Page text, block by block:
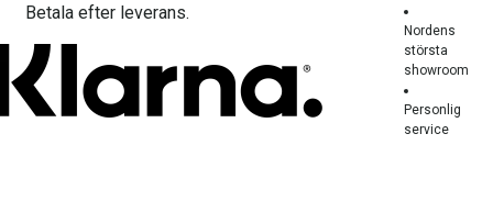
Betala efter leverans.
Nordens
största
showroom
Personlig
service